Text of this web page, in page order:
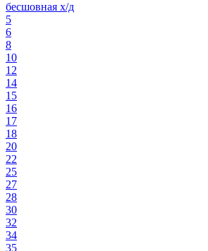
бесшовная х/д
5
6
8
10
12
14
15
16
17
18
20
22
25
27
28
30
32
34
35